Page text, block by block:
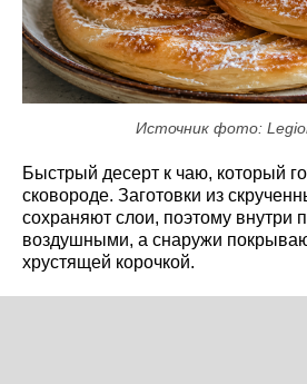
Источник фото:
Быстрый десерт к чаю, который
сковороде. Заготовки из
сохраняют слои, поэтому внутри
воздушными, а снаружи
хрустящей корочкой.